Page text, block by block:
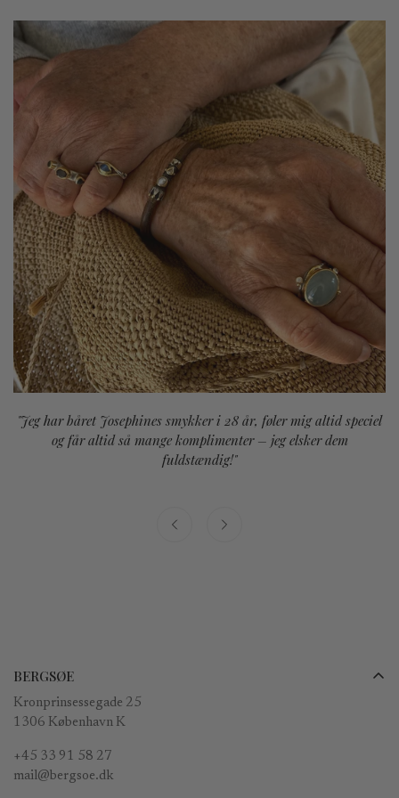
"Jeg har båret Josephines smykker i 28 år, føler mig altid speciel
og får altid så mange komplimenter – jeg elsker dem
fuldstændig!"
BERGSØE
Kronprinsessegade 25
1306 København K
+45 33 91 58 27
mail@bergsoe.dk